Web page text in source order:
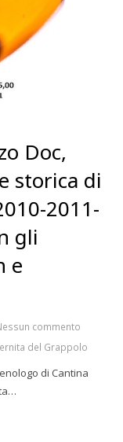
Doc,
storica di
2011-
gli
e
commento
del Grappolo
di Cantina